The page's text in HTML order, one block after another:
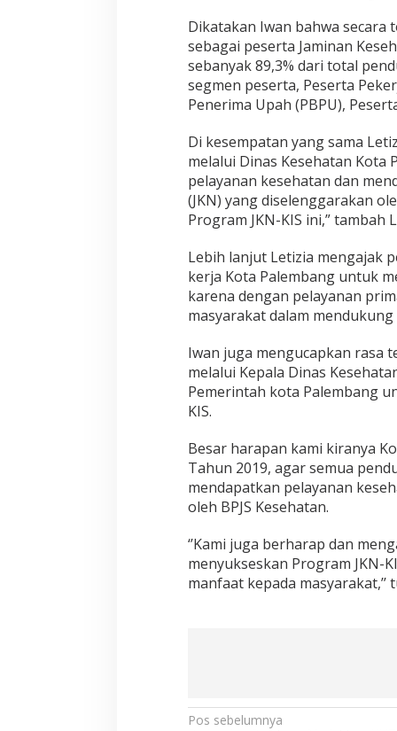
Dikatakan Iwan bahwa
sebagai peserta Jaminan
sebanyak 89,3% dari total
segmen peserta, Peserta
Penerima Upah (PBPU),
Di kesempatan yang sama
melalui Dinas Kesehatan Kota
pelayanan kesehatan dan
(JKN) yang diselenggarakan
Program JKN-KIS ini,” tambah
Lebih lanjut Letizia mengajak
kerja Kota Palembang untuk
karena dengan pelayanan
masyarakat dalam mendukung
Iwan juga mengucapkan rasa
melalui Kepala Dinas
Pemerintah kota Palembang
KIS.
Besar harapan kami kiranya
Tahun 2019, agar semua
mendapatkan pelayanan
oleh BPJS Kesehatan.
‘’Kami juga berharap dan
menyukseskan Program JKN-
manfaat kepada masyarakat,’’
N
Pos sebelumnya